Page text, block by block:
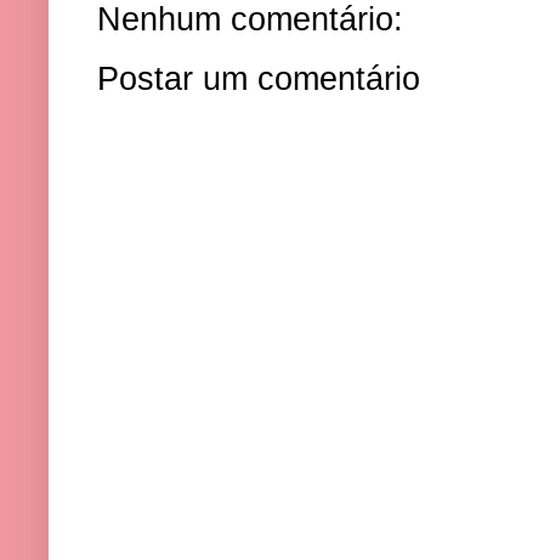
Nenhum comentário:
Postar um comentário